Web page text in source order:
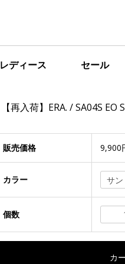
レディース セール
【再入荷】ERA. / SA04S
販売価格 9,900
カラー
個数